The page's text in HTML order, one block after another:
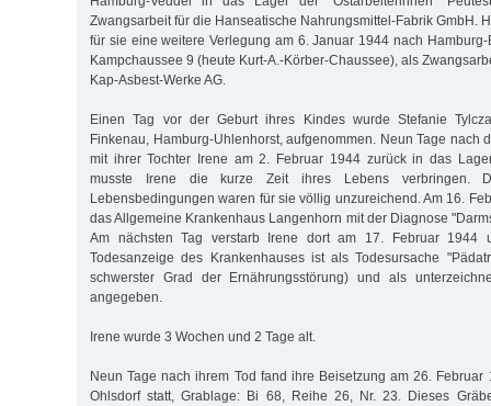
Zwangsarbeit für die Hanseatische Nahrungsmittel-Fabrik GmbH.
für sie eine weitere Verlegung am 6. Januar 1944 nach
Kampchaussee 9 (heute Kurt-A.-Körber-Chaussee), als
Kap-Asbest-Werke AG.
Einen Tag vor der Geburt ihres Kindes wurde Stefanie
Finkenau, Hamburg-Uhlenhorst, aufgenommen. Neun Tage nach
mit ihrer Tochter Irene am 2. Februar 1944 zurück in das
musste Irene die kurze Zeit ihres Lebens verbringen.
Lebensbedingungen waren für sie völlig unzureichend. Am 16.
das Allgemeine Krankenhaus Langenhorn mit der Diagnose
Am nächsten Tag verstarb Irene dort am 17. Februar 1944
Todesanzeige des Krankenhauses ist als Todesursache
schwerster Grad der Ernährungsstörung) und als
angegeben.
Irene wurde 3 Wochen und 2 Tage alt.
Neun Tage nach ihrem Tod fand ihre Beisetzung am 26. Februar
Ohlsdorf statt, Grablage: Bi 68, Reihe 26, Nr. 23. Dieses